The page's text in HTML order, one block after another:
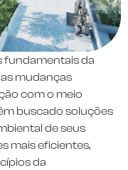
fundamentais da
mudanças
com o meio
buscado soluções
de seus
mais eficientes,
da